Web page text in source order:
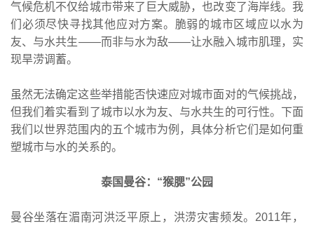
气候危机不仅给城市带来了巨大威胁，也改变了海岸线。我
们必须尽快寻找其他应对方案。脆弱的城市区域应以水为
友、与水共生——而非与水为敌——让水融入城市肌理，实
现旱涝调蓄。
虽然无法确定这些举措能否快速应对城市面对的气候挑战，
但我们着实看到了城市以水为友、与水共生的可行性。下面
我们以世界范围内的五个城市为例，具体分析它们是如何重
塑城市与水的关系的。
泰国曼谷：“猴腮”公园
曼谷坐落在湄南河洪泛平原上，洪涝灾害频发。2011年，